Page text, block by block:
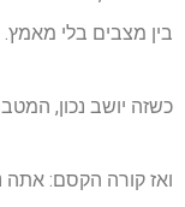
בין מצבים בלי מאמץ.
כשזה יושב נכון,
ואז קורה הקסם: אתה